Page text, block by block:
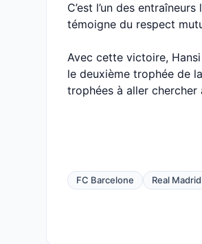
C’est l’un des
témoigne du respect
Avec cette victoire,
le deuxième trophée de
trophées à aller chercher
FC Barcelone Real Madrid